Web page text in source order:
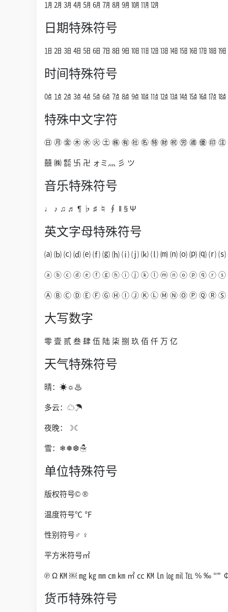
㋀ ㋁ ㋂ ㋃ ㋄ ㋅ ㋆ ㋇ ㋈ ㋉ ㋊ ㋋
日期特殊符号
㏠ ㏡ ㏢ ㏣ ㏤ ㏥ ㏦ ㏧ ㏨ ㏩ ㏪ ㏫ ㏬ ㏭ ㏮ ㏯ ㏰ ㏱
时间特殊符号
㍘ ㍙ ㍚ ㍛ ㍜ ㍝ ㍞ ㍟ ㍠ ㍡ ㍢ ㍣ ㍤ ㍥ ㍦ ㍧ ㍨ ㍩
特殊中文字符
㊐ ㊊ ㊎ ㊍ ㊌ ㊋ ㊏ ㊑ ㊒ ㊓ ㊔ ㊕ ㊖ ㊗ ㊘ ㊜ ㊝ ㊞
囍 ㈱ ㍿ 卐 卍 ォミ灬 彡 ツ
音乐特殊符号
♩ ♪ ♫ ♬ ¶ ♭ ♯ ♮ ∮ ‖ § Ψ
英文字母特殊符号
⒜ ⒝ ⒞ ⒟ ⒠ ⒡ ⒢ ⒣ ⒤ ⒥ ⒦ ⒧ ⒨ ⒩ ⒪ ⒫ ⒬ ⒭
ⓐ ⓑ ⓒ ⓓ ⓔ ⓕ ⓖ ⓗ ⓘ ⓙ ⓚ ⓛ ⓜ ⓝ ⓞ ⓟ ⓠ ⓡ
Ⓐ Ⓑ Ⓒ Ⓓ Ⓔ Ⓕ Ⓖ Ⓗ Ⓘ Ⓙ Ⓚ Ⓛ Ⓜ Ⓝ Ⓞ Ⓟ Ⓠ Ⓡ
大写数字
零 壹 贰 叁 肆 伍 陆 柒 捌 玖 佰 仟 万 亿
天气特殊符号
晴：☀☼♨
多云：☁☂
夜晚：☽☾
雪：❄❅❆☃
单位特殊符号
版权符号© ®
温度符号℃ ℉
性别符号♂ ♀
平方米符号㎡
℗ Ω ㏎ ￼ ㎎ ㎏ ㎜ ㎝ ㎞ ㎡ ㏄ ㏎ ㏑ ㏒ ㏕ ℡ % ‰ °′″
货币特殊符号